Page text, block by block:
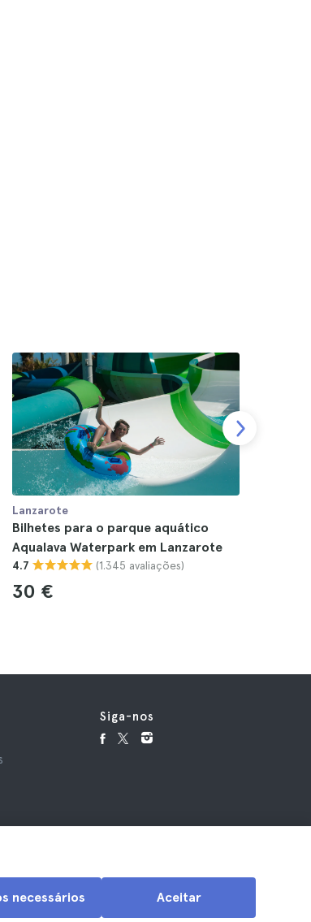
Lanzarote
Bilhetes para o parque aquático
Aqualava Waterpark em Lanzarote
4.7 (1.345 avaliações)
30 €
Aceitar
necessários
Siga-nos